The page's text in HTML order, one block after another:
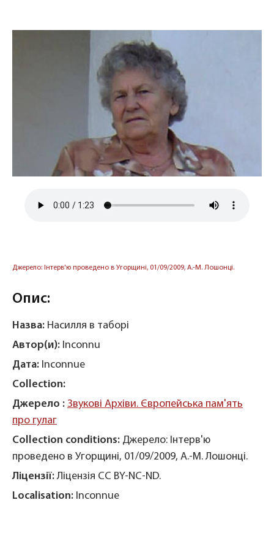
Джерело: Інтерв'ю проведено в Угорщині, 01/09/2009, А.-М. Лошонці.
Опис:
Назва: Насилля в таборі
Автор(и): Inconnu
Дата: Inconnue
Collection:
Джерело : Звукові Архіви. Європейська пам'ять
про гулаг
Collection conditions: Джерело: Інтерв'ю
проведено в Угорщині, 01/09/2009, А.-М. Лошонці.
Ліцензії: Ліцензія CC BY-NC-ND.
Localisation: Inconnue